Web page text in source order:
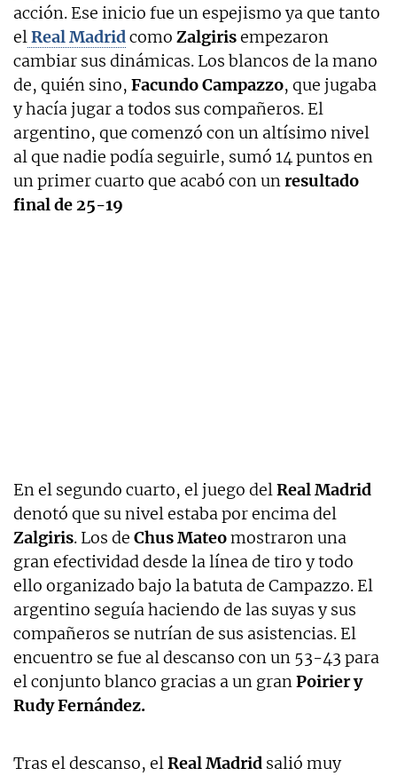
acción. Ese inicio fue un espejismo ya que tanto
elReal Madridcomo Zalgirisempezaron
cambiar sus dinámicas. Los blancos de la mano
de, quién sino, Facundo Campazzo, que jugaba
y hacía jugar a todos sus compañeros. El
argentino, que comenzó con un altísimo nivel
al que nadie podía seguirle, sumó 14 puntos en
un primer cuarto que acabó con unresultado
final de 25-19
En el segundo cuarto, el juego delReal Madrid
denotó que su nivel estaba por encima del
Zalgiris. Los de Chus Mateomostraron una
gran efectividad desde la línea de tiro y todo
ello organizado bajo la batuta de Campazzo. El
argentino seguía haciendo de las suyas y sus
compañeros se nutrían de sus asistencias. El
encuentro se fue al descanso con un 53-43 para
el conjunto blanco gracias a un granPoirier y
Rudy Fernández.
Tras el descanso, elReal Madrid salió muy